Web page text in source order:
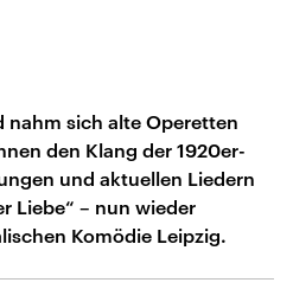
nahm sich alte Operetten
den Klang der 1920er-
und aktuellen Liedern
Liebe“ – nun wieder
Komödie Leipzig.